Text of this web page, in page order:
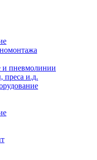
и пневмолинии
преса и.д.